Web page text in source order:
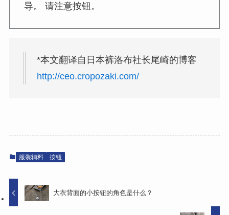
导。 请注意按钮。
*本文翻译自日本裤洛布社长尾崎的博客
http://ceo.cropozaki.com/
服装辅料 按钮
大衣背面的小按钮的角色是什么？